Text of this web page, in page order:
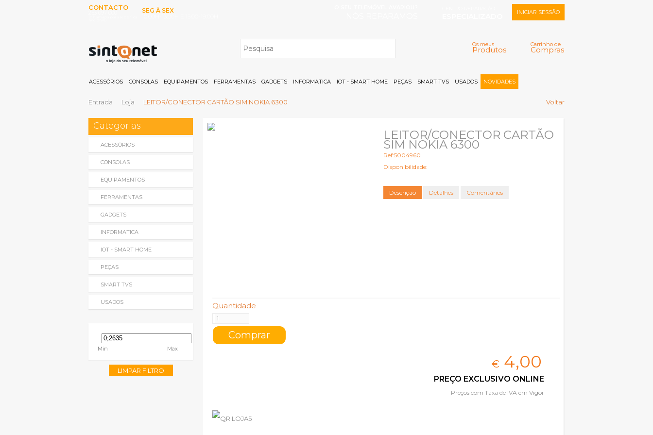
CONTACTO
SEG À SEX
Carrinho de
Compras
Os meus
Produtos
INICIAR SESSÃO
Memorizar
Registar |
ACESSÓRIOS CONSOLAS EQUIPAMENTOS FERRAMENTAS GADGETS INFORMATICA IOT - SMART HOME PEÇAS SMART TVS USADOS NOVIDADES
Entrada Loja LEITOR/CONECTOR CARTÃO SIM NOKIA 6300 Voltar
Categorias
ACESSÓRIOS
CONSOLAS
EQUIPAMENTOS
FERRAMENTAS
GADGETS
INFORMATICA
IOT - SMART HOME
PEÇAS
SMART TVS
USADOS
Min Max
LIMPAR FILTRO
LEITOR/CONECTOR CARTÃO
SIM NOKIA 6300
Ref:5004960
Disponibilidade:
Descrição Detalhes Comentários
Quantidade
€ 4,00
PREÇO EXCLUSIVO ONLINE
Preços com Taxa de IVA em Vigor